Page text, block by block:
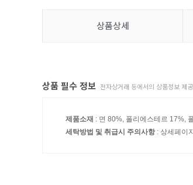
상품상세
상품 필수 정보 전자상거래 등에서의 상품정보 제
제품소재 : 면 80%, 폴리에스테르 17%,
세탁방법 및 취급시 주의사항: 상세페이